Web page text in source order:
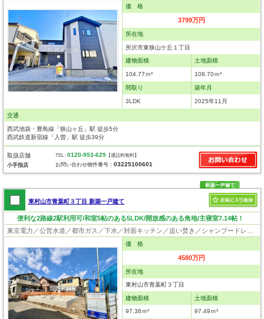
価 格
3799万円
所在地
所沢市東狭山ケ丘１丁目
建物面積
104.77ｍ²
土地面積
108.70ｍ²
間取り
3LDK
築年月
2025年11月
交通
西武池袋・豊島線「狭山ヶ丘」駅 徒歩5分
西武鉄道新宿線「入曽」駅 徒歩39分
取扱店舗
小手指店
TEL :0120-953-629 【通話料無料】
お問い合わせ物件番号：03225100601
東村山市青葉町３丁目 新築一戸建て
便利な2路線2駅利用可/和室5帖のある5LDK/開放感のある角地/主寝室7.14帖！
価 格
4580万円
所在地
東村山市青葉町３丁目
建物面積
97.38ｍ²
土地面積
97.49ｍ²